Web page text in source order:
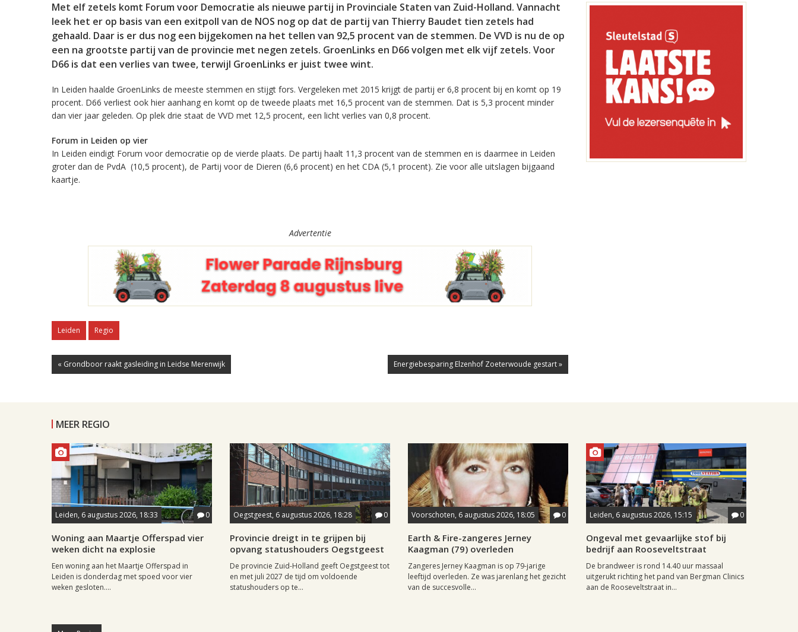
Met elf zetels komt Forum voor Democratie als nieuwe partij in Provinciale Staten van Zuid-Holland. Vannacht
leek het er op basis van een exitpoll van de NOS nog op dat de partij van Thierry Baudet tien zetels had
gehaald. Daar is er dus nog een bijgekomen na het tellen van 92,5 procent van de stemmen. De VVD is nu de op
een na grootste partij van de provincie met negen zetels. GroenLinks en D66 volgen met elk vijf zetels. Voor
D66 is dat een verlies van twee, terwijl GroenLinks er juist twee wint.
In Leiden haalde GroenLinks de meeste stemmen en stijgt fors. Vergeleken met 2015 krijgt de partij er 6,8 procent bij en komt op 19
procent. D66 verliest ook hier aanhang en komt op de tweede plaats met 16,5 procent van de stemmen. Dat is 5,3 procent minder
dan vier jaar geleden. Op plek drie staat de VVD met 12,5 procent, een licht verlies van 0,8 procent.
Forum in Leiden op vier
In Leiden eindigt Forum voor democratie op de vierde plaats. De partij haalt 11,3 procent van de stemmen en is daarmee in Leiden
groter dan de PvdA (10,5 procent), de Partij voor de Dieren (6,6 procent) en het CDA (5,1 procent). Zie voor alle uitslagen bijgaand
kaartje.
Advertentie
Leiden Regio
« Grondboor raakt gasleiding in Leidse Merenwijk Energiebesparing Elzenhof Zoeterwoude gestart »
MEER REGIO
Leiden, 6 augustus 2026, 18:33 0
Woning aan Maartje Offerspad vier
weken dicht na explosie
Een woning aan het Maartje Offerspad in
Leiden is donderdag met spoed voor vier
weken gesloten....
Oegstgeest, 6 augustus 2026, 18:28 0
Provincie dreigt in te grijpen bij
opvang statushouders Oegstgeest
De provincie Zuid-Holland geeft Oegstgeest tot
en met juli 2027 de tijd om voldoende
statushouders op te...
Voorschoten, 6 augustus 2026, 18:05 0
Earth & Fire-zangeres Jerney
Kaagman (79) overleden
Zangeres Jerney Kaagman is op 79-jarige
leeftijd overleden. Ze was jarenlang het gezicht
van de succesvolle...
Leiden, 6 augustus 2026, 15:15 0
Ongeval met gevaarlijke stof bij
bedrijf aan Rooseveltstraat
De brandweer is rond 14.40 uur massaal
uitgerukt richting het pand van Bergman Clinics
aan de Rooseveltstraat in...